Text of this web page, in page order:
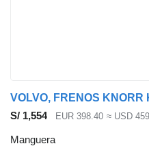
S/ 1,554 EUR 398.40 ≈ USD
Manguera